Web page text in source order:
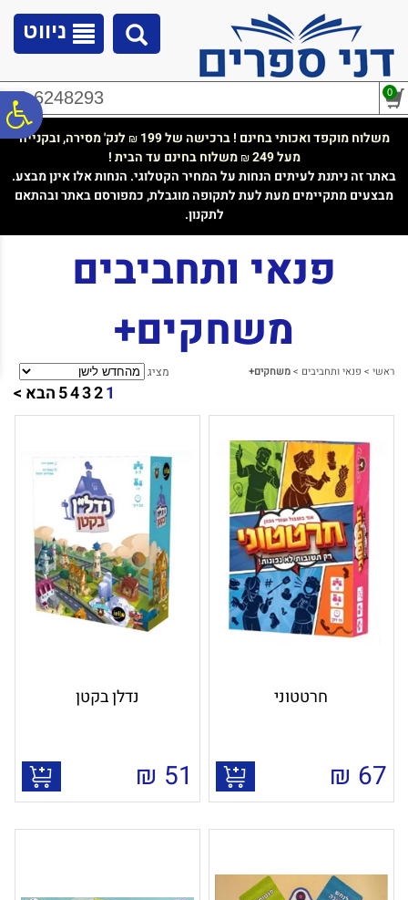
נגישות
ניווט
02-6248293 0
משלוח מוקפד ואכותי בחינם ! ברכישה של 199 ₪ לנק' מסירה, ובקנייה
מעל 249
₪משלוח בחינם עד הבית !
באתר זה ניתנת לעיתים הנחות על המחיר הקטלוגי. הנחות אלו אינן מבצע.
מבצעים מתקיימים מעת לעת לתקופה מוגבלת, כמפורסם באתר ובהתאם
לתקנון.
פנאי ותחביבים
משחקים+
ראשי > פנאי ותחביבים >משחקים+ מציג
1
2
3
4
5הבא >
חרטטוני
67
₪
נדלן בקטן
51
₪